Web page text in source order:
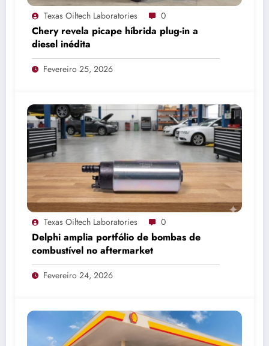
Texas Oiltech Laboratories 0
Chery revela picape híbrida plug-in a
diesel inédita
Fevereiro 25, 2026
Texas Oiltech Laboratories 0
Delphi amplia portfólio de bombas de
combustível no aftermarket
Fevereiro 24, 2026